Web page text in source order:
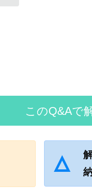
このQ&Aで